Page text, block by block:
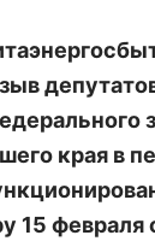
края в
15